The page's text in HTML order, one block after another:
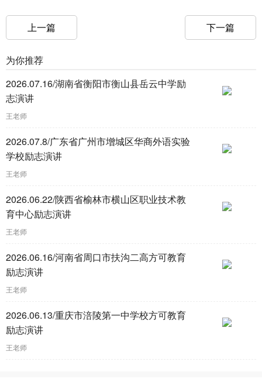
上一篇 下一篇
为你推荐
2026.07.16/湖南省衡阳市衡山县岳云中学励
志演讲
王老师
2026.07.8/广东省广州市增城区华商外语实验
学校励志演讲
王老师
2026.06.22/陕西省榆林市横山区职业技术教
育中心励志演讲
王老师
2026.06.16/河南省周口市扶沟二高方可教育
励志演讲
王老师
2026.06.13/重庆市涪陵第一中学校方可教育
励志演讲
王老师